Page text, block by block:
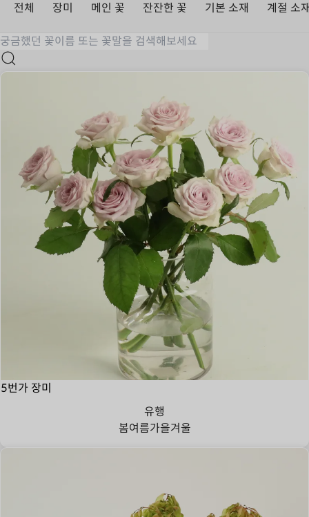
전체 장미 메인 꽃 잔잔한 꽃 기본 소재 계절 소
5번가 장미
유행
봄여름가을겨울